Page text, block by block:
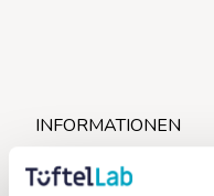
INFORMATIONEN